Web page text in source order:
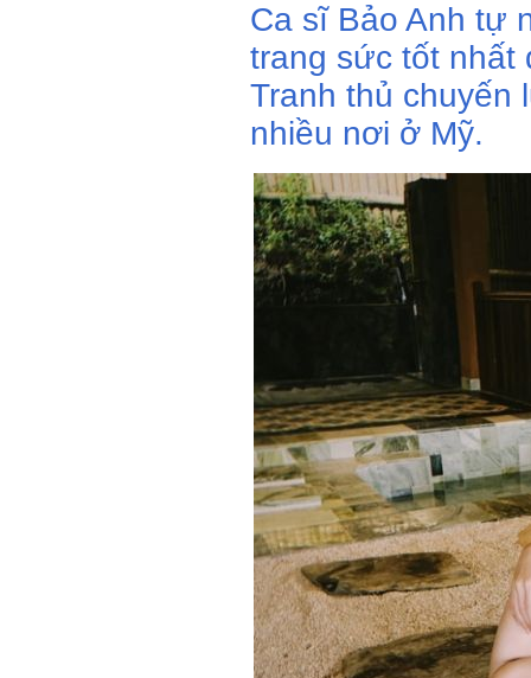
Ca sĩ Bảo Anh tự
trang sức tốt nhất
Tranh thủ chuyến
nhiều nơi ở Mỹ.